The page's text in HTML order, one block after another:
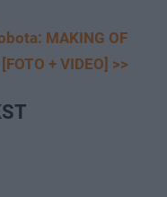
MAKING OF
+ VIDEO] >>